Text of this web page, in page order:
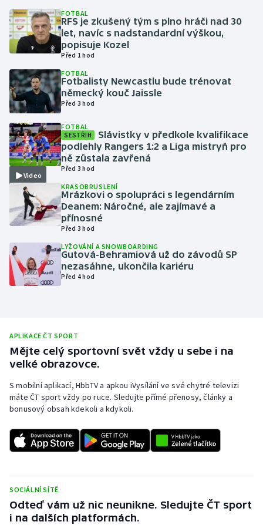
Jezdectví
Judo
Krasobruslení
Lezení
Lyže a snowboard
Moderní pětiboj
Motorsport
Olympijské hry
Parasport
Plavání
Ragby
Rychlobruslení
Rychlostní kanoistika
Short track
Sportovní střelba
Triatlon
FOTBAL
RFS je zkušený tým s plno hráči nad 30
let, navíc s nadstandardní výškou,
popisuje Kozel
Před 1 hod
FOTBAL
Fotbalisty Newcastlu bude trénovat
německý kouč Jaissle
Před 3 hod
Video
FOTBAL
SESTŘIH
Slávistky v předkole kvalifikace
podlehly Rangers 1:2 a Liga mistryň pro
ně zůstala zavřená
Před 3 hod
KRASOBRUSLENÍ
Mrázkovi o spolupráci s legendárním
Deanem: Náročné, ale zajímavé a
přínosné
Před 3 hod
LYŽOVÁNÍ A SNOWBOARDING
Gutová-Behramiová už do závodů SP
nezasáhne, ukončila kariéru
Před 4 hod
APLIKACE ČT SPORT
Mějte celý sportovní svět vždy u sebe i na
velké obrazovce.
S mobilní aplikací, HbbTV a apkou iVysílání ve své chytré televizi
máte ČT sport vždy po ruce. Sledujte přímé přenosy, články a
bonusový obsah kdekoli a kdykoli.
SOCIÁLNÍ SÍTĚ
Odteď vám už nic neunikne. Sledujte ČT sport
i na dalších platformách.